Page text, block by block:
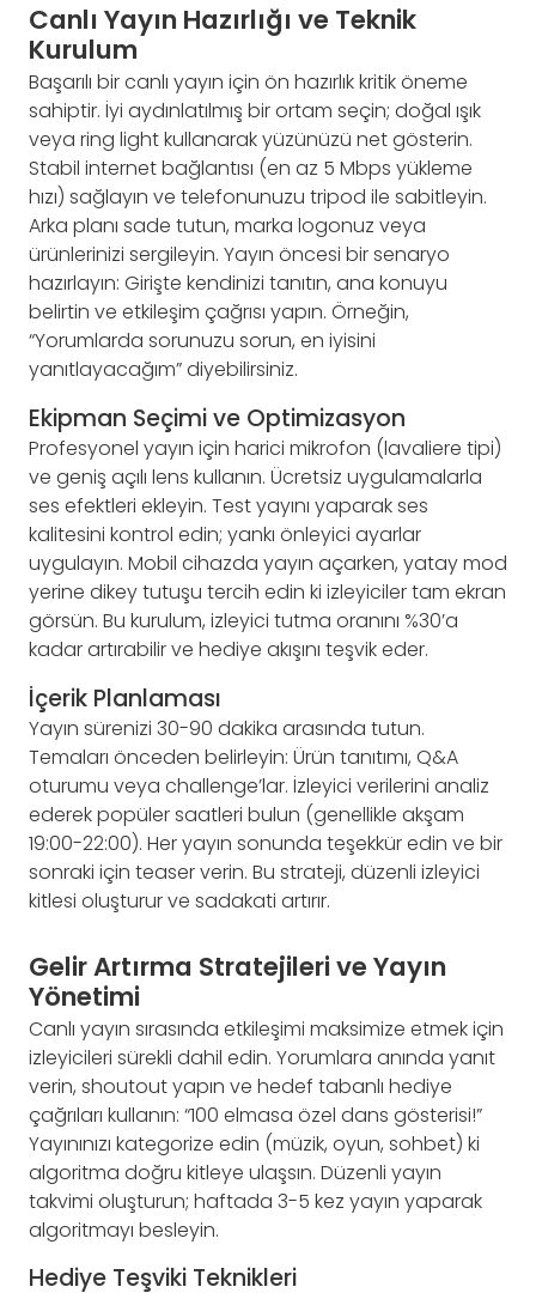
Canlı Yayın Hazırlığı ve Teknik
Kurulum
Başarılı bir canlı yayın için ön hazırlık kritik öneme
sahiptir. İyi aydınlatılmış bir ortam seçin; doğal ışık
veya ring light kullanarak yüzünüzü net gösterin.
Stabil internet bağlantısı (en az 5 Mbps yükleme
hızı) sağlayın ve telefonunuzu tripod ile sabitleyin.
Arka planı sade tutun, marka logonuz veya
ürünlerinizi sergileyin. Yayın öncesi bir senaryo
hazırlayın: Girişte kendinizi tanıtın, ana konuyu
belirtin ve etkileşim çağrısı yapın. Örneğin,
“Yorumlarda sorunuzu sorun, en iyisini
yanıtlayacağım” diyebilirsiniz.
Ekipman Seçimi ve Optimizasyon
Profesyonel yayın için harici mikrofon (lavaliere tipi)
ve geniş açılı lens kullanın. Ücretsiz uygulamalarla
ses efektleri ekleyin. Test yayını yaparak ses
kalitesini kontrol edin; yankı önleyici ayarlar
uygulayın. Mobil cihazda yayın açarken, yatay mod
yerine dikey tutuşu tercih edin ki izleyiciler tam ekran
görsün. Bu kurulum, izleyici tutma oranını %30’a
kadar artırabilir ve hediye akışını teşvik eder.
İçerik Planlaması
Yayın sürenizi 30-90 dakika arasında tutun.
Temaları önceden belirleyin: Ürün tanıtımı, Q&A
oturumu veya challenge’lar. İzleyici verilerini analiz
ederek popüler saatleri bulun (genellikle akşam
19:00-22:00). Her yayın sonunda teşekkür edin ve bir
sonraki için teaser verin. Bu strateji, düzenli izleyici
kitlesi oluşturur ve sadakati artırır.
Gelir Artırma Stratejileri ve Yayın
Yönetimi
Canlı yayın sırasında etkileşimi maksimize etmek için
izleyicileri sürekli dahil edin. Yorumlara anında yanıt
verin, shoutout yapın ve hedef tabanlı hediye
çağrıları kullanın: “100 elmasa özel dans gösterisi!”
Yayınınızı kategorize edin (müzik, oyun, sohbet) ki
algoritma doğru kitleye ulaşsın. Düzenli yayın
takvimi oluşturun; haftada 3-5 kez yayın yaparak
algoritmayı besleyin.
Hediye Teşviki Teknikleri